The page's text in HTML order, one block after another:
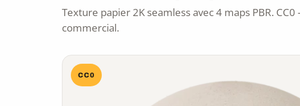
Texture papier 2K seamless avec 4 maps PBR.
commercial.
CC0